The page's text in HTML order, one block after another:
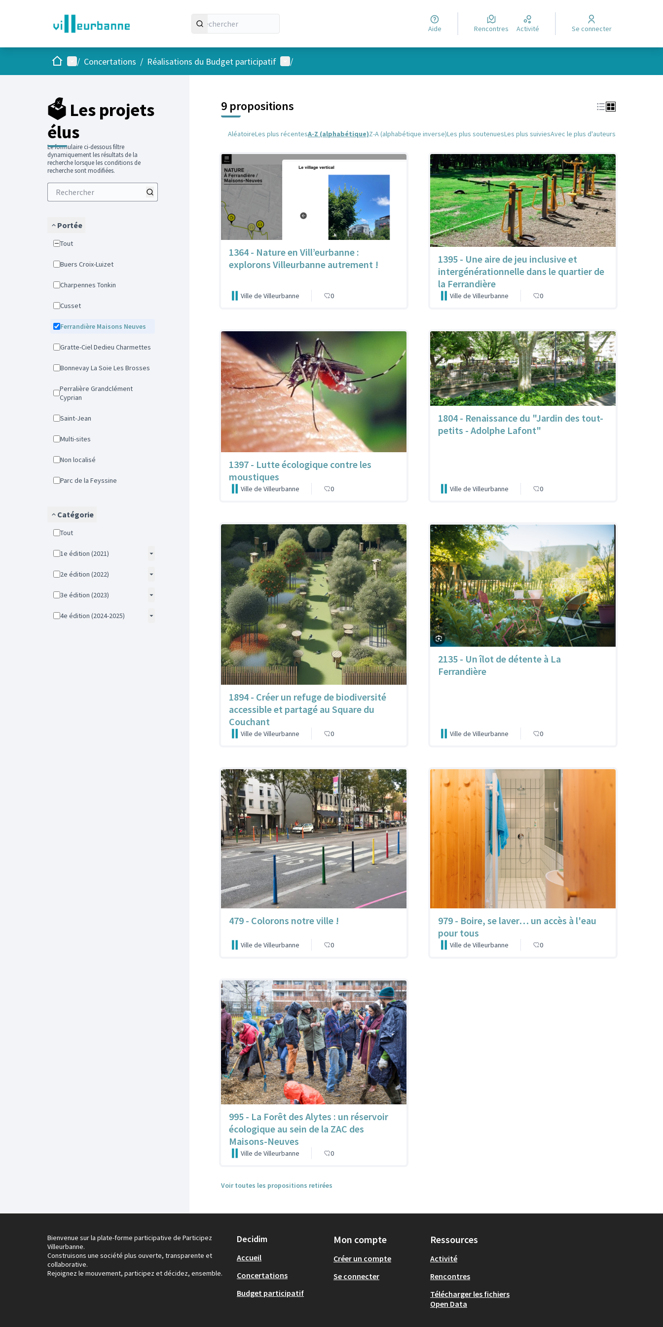
Aide Rencontres Activité Se connecter
AccueilMenu principal
/ Concertations / Réalisations du Budget participatif Menu utilisateur
/
🗳️ Les projets
élus
Le formulaire ci-dessous filtre
dynamiquement les résultats de la
recherche lorsque les conditions de
recherche sont modifiées.
Portée
Tout
Buers Croix-Luizet
Charpennes Tonkin
Cusset
Ferrandière Maisons Neuves
Gratte-Ciel Dedieu Charmettes
Bonnevay La Soie Les Brosses
Perralière Grandclément
Cyprian
Saint-Jean
Multi-sites
Non localisé
Parc de la Feyssine
Catégorie
Tout
1e édition (2021)
2e édition (2022)
3e édition (2023)
4e édition (2024-2025)
9 propositions
AléatoireLes plus récentesA-Z (alphabétique)Z-A (alphabétique inverse)Les plus soutenuesLes plus suiviesAvec le plus d'auteurs
1364 - Nature en Vill’eurbanne :
explorons Villeurbanne autrement !
Ville de Villeurbanne 0
1395 - Une aire de jeu inclusive et
intergénérationnelle dans le quartier de
la Ferrandière
Ville de Villeurbanne 0
1397 - Lutte écologique contre les
moustiques
Ville de Villeurbanne 0
1804 - Renaissance du "Jardin des tout-
petits - Adolphe Lafont"
Ville de Villeurbanne 0
1894 - Créer un refuge de biodiversité
accessible et partagé au Square du
Couchant
Ville de Villeurbanne 0
2135 - Un îlot de détente à La
Ferrandière
Ville de Villeurbanne 0
479 - Colorons notre ville !
Ville de Villeurbanne 0
979 - Boire, se laver… un accès à l'eau
pour tous
Ville de Villeurbanne 0
995 - La Forêt des Alytes : un réservoir
écologique au sein de la ZAC des
Maisons-Neuves
Ville de Villeurbanne 0
Voir toutes les propositions retirées
Bienvenue sur la plate-forme participative de Participez
Villeurbanne.
Construisons une société plus ouverte, transparente et
collaborative.
Rejoignez le mouvement, participez et décidez, ensemble.
Decidim
Accueil
Concertations
Budget participatif
Mon compte
Créer un compte
Se connecter
Ressources
Activité
Rencontres
Télécharger les fichiers
Open Data